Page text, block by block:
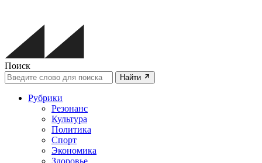
Поиск
Найти
Рубрики
Резонанс
Культура
Политика
Спорт
Экономика
Здоровье